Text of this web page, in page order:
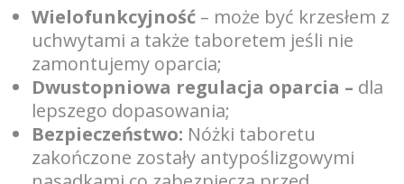
Wielofunkcyjność – może być krzesłem z
uchwytami a także taboretem jeśli nie
zamontujemy oparcia;
Dwustopniowa regulacja oparcia – dla
lepszego dopasowania;
Bezpieczeństwo: Nóżki taboretu
zakończone zostały antypoślizgowymi